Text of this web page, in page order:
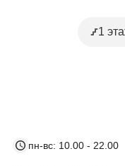
1
пн-вс: 10.00 - 22.00